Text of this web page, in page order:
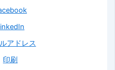
アドレス
印刷